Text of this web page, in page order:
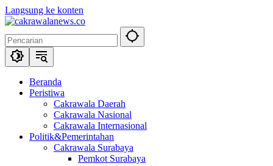
Langsung ke konten
Beranda
Peristiwa
Cakrawala Daerah
Cakrawala Nasional
Cakrawala Internasional
Politik&Pemerintahan
Cakrawala Surabaya
Pemkot Surabaya